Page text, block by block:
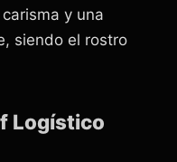
y una
siendo el rostro
Logístico